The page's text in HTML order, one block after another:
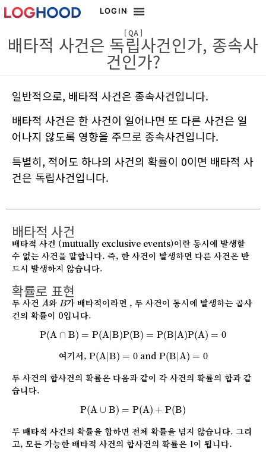
LOGIN
[ QA ]
배타적 사건은 독립사건인가, 종속사
건인가?
일반적으로, 배타적 사건은 종속사건입니다.
배타적 사건은 한 사건이 일어나면 또 다른 사건은 일
어나지 않도록 영향을 주므로 종속사건입니다.
특별히, 적어도 하나의 사건의 확률이 0이면 배타적 사
건은 독립사건입니다.
배타적 사건
배타적 사건 (mutually exclusive events)이란 동시에 발생할
수 없는 사건을 말합니다. 즉, 한 사건이 발생하면 다른 사건은 반
드시 발생하지 않습니다.
확률로 표현
두 사건 A
A와 B
B가 배타적이라면 , 두 사건이 동시에 발생하는 곱사
건의 확률이 0입니다.
P(A ∩ B) = P(A|B)P(B) = P(B|A)P(A) = 0
P(A∩ B) =P(A|B)P(B) =P(B|A )P(A)=0
여기서, P(A| B) = 0
P(A |B)=0 and P(B A) = 0
P(B| A)=0
두 사건의 합사건의 확률은 다음과 같이 각 사건의 확률의 합과 같
습니다.
P(A ∪ B) = P(A) + P(B)
P( A ∪B )= P(A)+ P (B)
두 배타적 사건의 확률을 합하면 전체 확률을 넘지 않습니다. 그리
고, 모든 가능한 배타적 사건의 합사건의 확률은 1이 됩니다.